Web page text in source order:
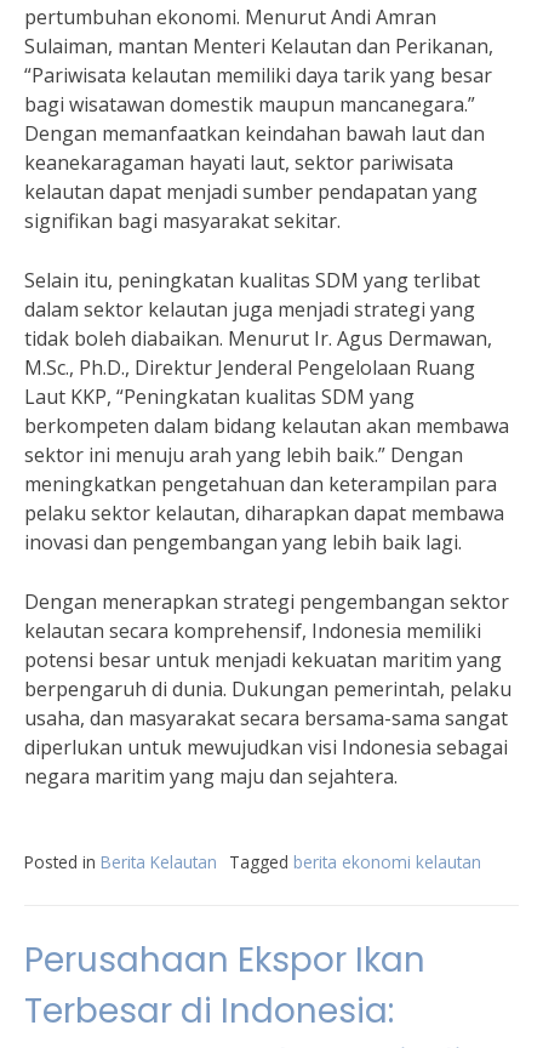
pertumbuhan ekonomi. Menurut Andi Amran
Sulaiman, mantan Menteri Kelautan dan Perikanan,
“Pariwisata kelautan memiliki daya tarik yang besar
bagi wisatawan domestik maupun mancanegara.”
Dengan memanfaatkan keindahan bawah laut dan
keanekaragaman hayati laut, sektor pariwisata
kelautan dapat menjadi sumber pendapatan yang
signifikan bagi masyarakat sekitar.
Selain itu, peningkatan kualitas SDM yang terlibat
dalam sektor kelautan juga menjadi strategi yang
tidak boleh diabaikan. Menurut Ir. Agus Dermawan,
M.Sc., Ph.D., Direktur Jenderal Pengelolaan Ruang
Laut KKP, “Peningkatan kualitas SDM yang
berkompeten dalam bidang kelautan akan membawa
sektor ini menuju arah yang lebih baik.” Dengan
meningkatkan pengetahuan dan keterampilan para
pelaku sektor kelautan, diharapkan dapat membawa
inovasi dan pengembangan yang lebih baik lagi.
Dengan menerapkan strategi pengembangan sektor
kelautan secara komprehensif, Indonesia memiliki
potensi besar untuk menjadi kekuatan maritim yang
berpengaruh di dunia. Dukungan pemerintah, pelaku
usaha, dan masyarakat secara bersama-sama sangat
diperlukan untuk mewujudkan visi Indonesia sebagai
negara maritim yang maju dan sejahtera.
Posted in Berita Kelautan Tagged berita ekonomi kelautan
Perusahaan Ekspor Ikan
Terbesar di Indonesia: